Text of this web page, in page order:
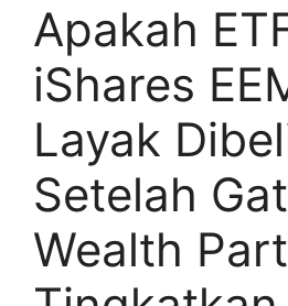
Apakah
iShares
Layak
Setelah
Wealth